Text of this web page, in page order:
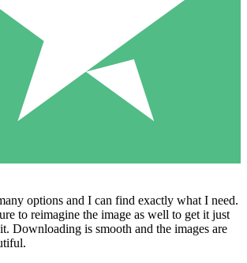
options and I can find exactly what I need.
to reimagine the image as well to get it just
Downloading is smooth and the images are